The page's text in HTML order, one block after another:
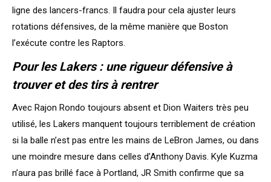
ligne des lancers-francs. Il faudra pour cela ajuster leurs
rotations défensives, de la même manière que Boston
l’exécute contre les Raptors.
Pour les Lakers : une rigueur défensive à
trouver et des tirs à rentrer
Avec Rajon Rondo toujours absent et Dion Waiters très peu
utilisé, les Lakers manquent toujours terriblement de création
si la balle n’est pas entre les mains de LeBron James, ou dans
une moindre mesure dans celles d’Anthony Davis. Kyle Kuzma
n’aura pas brillé face à Portland, JR Smith confirme que sa